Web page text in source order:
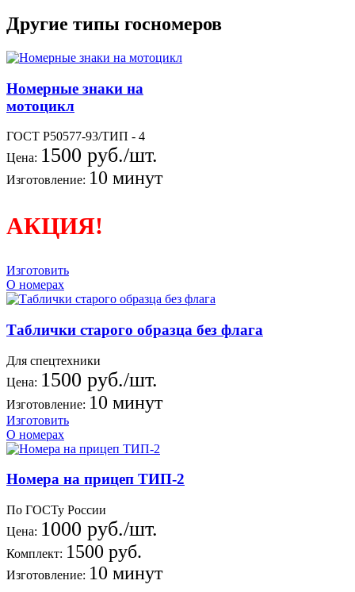
Другие типы госномеров
Номерные знаки на
мотоцикл
ГОСТ Р50577-93/ТИП - 4
Цена: 1500 руб./шт.
Изготовление: 10 минут
АКЦИЯ!
Изготовить
О номерах
Таблички старого образца без флага
Для спецтехники
Цена: 1500 руб./шт.
Изготовление: 10 минут
Изготовить
О номерах
Номера на прицеп ТИП-2
По ГОСТу России
Цена: 1000 руб./шт.
Комплект: 1500 руб.
Изготовление: 10 минут